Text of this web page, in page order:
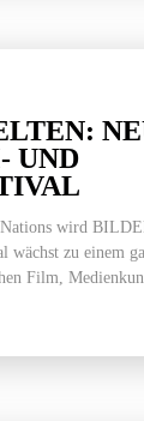
UND
wird
zu einem
Film,